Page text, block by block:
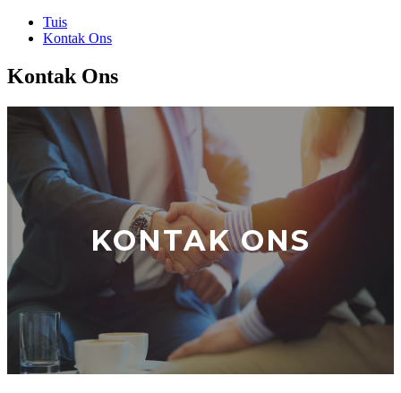
Tuis
Kontak Ons
Kontak Ons
KONTAK ONS